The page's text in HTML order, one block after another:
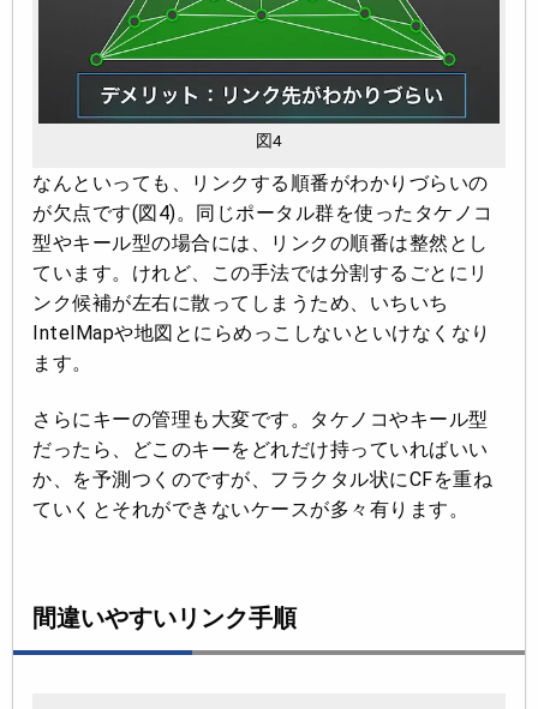
図4
なんといっても、リンクする順番がわかりづらいの
が欠点です(図4)。同じポータル群を使ったタケノコ
型やキール型の場合には、リンクの順番は整然とし
ています。けれど、この手法では分割するごとにリ
ンク候補が左右に散ってしまうため、いちいち
IntelMapや地図とにらめっこしないといけなくなり
ます。
さらにキーの管理も大変です。タケノコやキール型
だったら、どこのキーをどれだけ持っていればいい
か、を予測つくのですが、フラクタル状にCFを重ね
ていくとそれができないケースが多々有ります。
間違いやすいリンク手順